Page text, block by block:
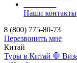
Наши контакты
8 (800) 775-80-73
Перезвонить мне
Китай
Туры в Китай 🛑